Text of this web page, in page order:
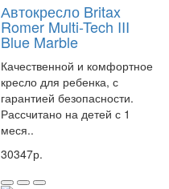
Автокресло Britax
Romer Multi-Tech III
Blue Marble
Качественной и комфортное
кресло для ребенка, с
гарантией безопасности.
Рассчитано на детей с 1
меся..
30347р.